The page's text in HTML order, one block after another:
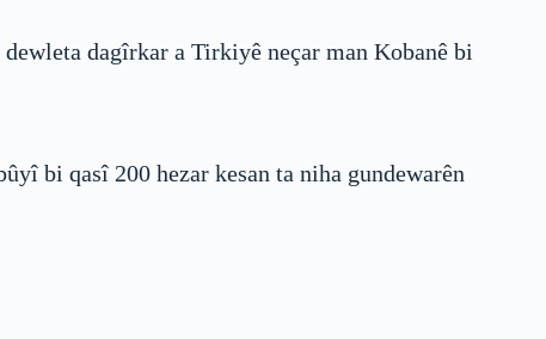
dagîrkar a Tirkiyê neçar man Kobanê bi
bi qasî 200 hezar kesan ta niha gundewarên